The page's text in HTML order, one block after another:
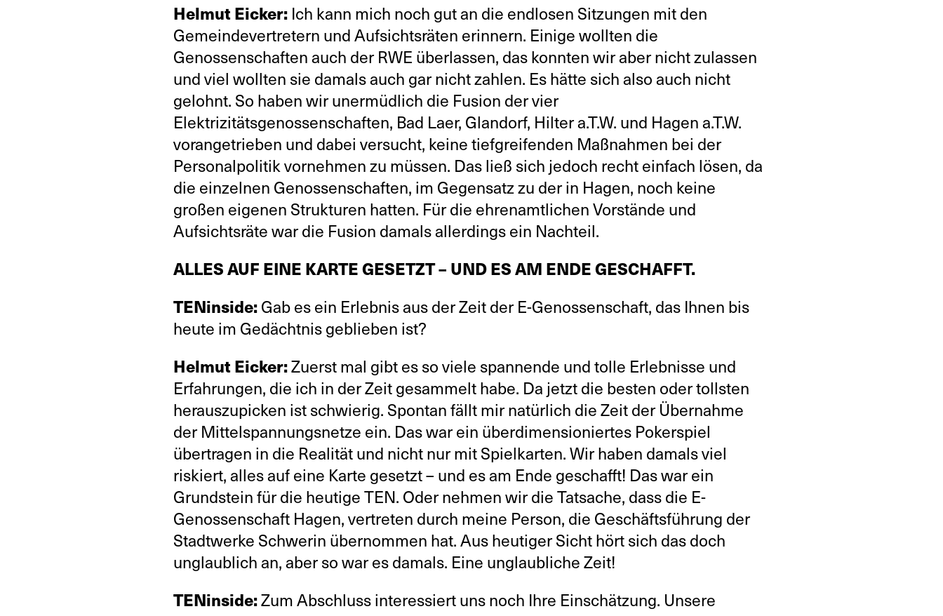
Helmut Eicker: Ich kann mich noch gut an die endlosen Sitzungen mit den
Gemeindevertretern und Aufsichtsräten erinnern. Einige wollten die
Genossenschaften auch der RWE überlassen, das konnten wir aber nicht zulassen
und viel wollten sie damals auch gar nicht zahlen. Es hätte sich also auch nicht
gelohnt. So haben wir unermüdlich die Fusion der vier
Elektrizitätsgenossenschaften, Bad Laer, Glandorf, Hilter a.T.W. und Hagen a.T.W.
vorangetrieben und dabei versucht, keine tiefgreifenden Maßnahmen bei der
Personalpolitik vornehmen zu müssen. Das ließ sich jedoch recht einfach lösen, da
die einzelnen Genossenschaften, im Gegensatz zu der in Hagen, noch keine
großen eigenen Strukturen hatten. Für die ehrenamtlichen Vorstände und
Aufsichtsräte war die Fusion damals allerdings ein Nachteil.
ALLES AUF EINE KARTE GESETZT – UND ES AM ENDE GESCHAFFT.
TENinside:Gab es ein Erlebnis aus der Zeit der E-Genossenschaft, das Ihnen bis
heute im Gedächtnis geblieben ist?
Helmut Eicker:Zuerst mal gibt es so viele spannende und tolle Erlebnisse und
Erfahrungen, die ich in der Zeit gesammelt habe. Da jetzt die besten oder tollsten
herauszupicken ist schwierig. Spontan fällt mir natürlich die Zeit der Übernahme
der Mittelspannungsnetze ein. Das war ein überdimensioniertes Pokerspiel
übertragen in die Realität und nicht nur mit Spielkarten. Wir haben damals viel
riskiert, alles auf eine Karte gesetzt – und es am Ende geschafft! Das war ein
Grundstein für die heutige TEN. Oder nehmen wir die Tatsache, dass die E-
Genossenschaft Hagen, vertreten durch meine Person, die Geschäftsführung der
Stadtwerke Schwerin übernommen hat. Aus heutiger Sicht hört sich das doch
unglaublich an, aber so war es damals. Eine unglaubliche Zeit!
TENinside:Zum Abschluss interessiert uns noch Ihre Einschätzung. Unsere